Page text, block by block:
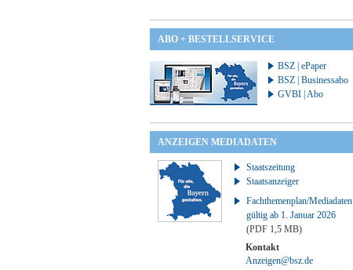
ABO + BESTELLSERVICE
BSZ | ePaper
BSZ | Businessabo
GVBI | Abo
ANZEIGEN MEDIADATEN
Staatszeitung
Staatsanzeiger
Fachthemenplan/Mediadaten
gültig ab 1. Januar 2026
(PDF 1,5 MB)
Kontakt
Anzeigen@bsz.de